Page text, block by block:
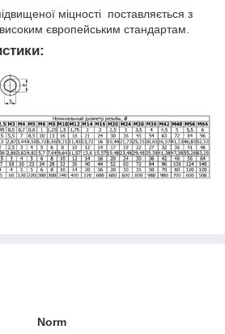
міцності поставляється з
високим європейським стандартам.
Norm